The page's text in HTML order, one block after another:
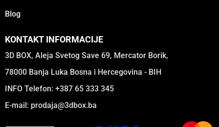
Blog
KONTAKT INFORMACIJE
3D BOX, Aleja Svetog Save 69, Mercator Borik,
78000 Banja Luka Bosna i Hercegovina - BIH
INFO Telefon: +387 65 333 345
E-mail: prodaja@3dbox.ba